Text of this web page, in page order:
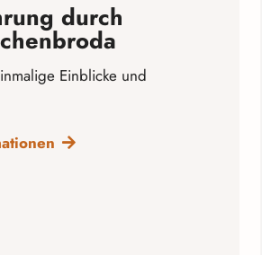
durch
Einblicke und